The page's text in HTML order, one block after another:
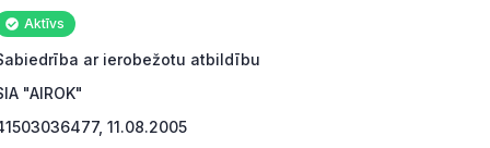
Aktīvs
ar ierobežotu atbildību
"AIROK"
11.08.2005